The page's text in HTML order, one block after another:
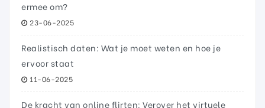
ermee om?
23-06-2025
Realistisch daten: Wat je moet weten en hoe je
ervoor staat
11-06-2025
De kracht van online flirten: Verover het virtuele